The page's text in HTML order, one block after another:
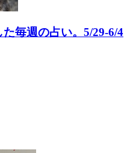
毎週の占い。5/29-6/4